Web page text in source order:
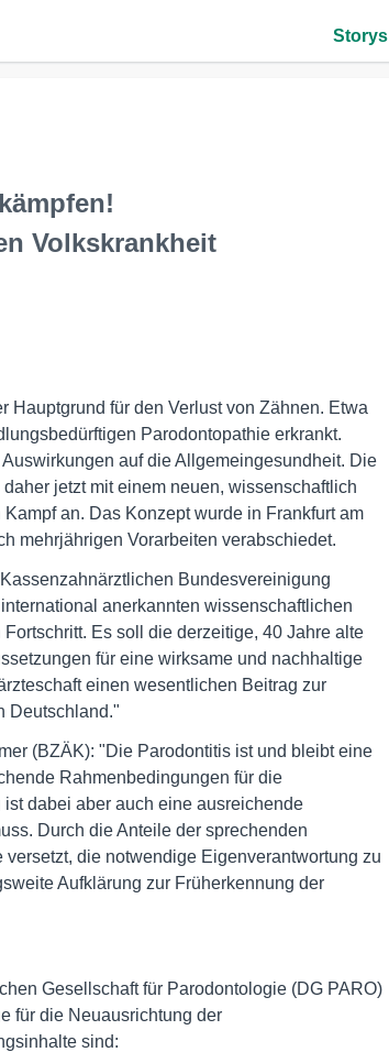
Storys
Volkskrankheit
Hauptgrund für den Verlust von Zähnen. Etwa
Parodontopathie erkrankt.
auf die Allgemeingesundheit. Die
jetzt mit einem neuen, wissenschaftlich
an. Das Konzept wurde in Frankfurt am
mehrjährigen Vorarbeiten verabschiedet.
Bundesvereinigung
anerkannten wissenschaftlichen
Es soll die derzeitige, 40 Jahre alte
für eine wirksame und nachhaltige
einen wesentlichen Beitrag zur
Deutschland."
(BZÄK): "Die Parodontitis ist und bleibt eine
Rahmenbedingungen für die
dabei aber auch eine ausreichende
Durch die Anteile der sprechenden
die notwendige Eigenverantwortung zu
Aufklärung zur Früherkennung der
Gesellschaft für Parodontologie (DG PARO)
für die Neuausrichtung der
sind: